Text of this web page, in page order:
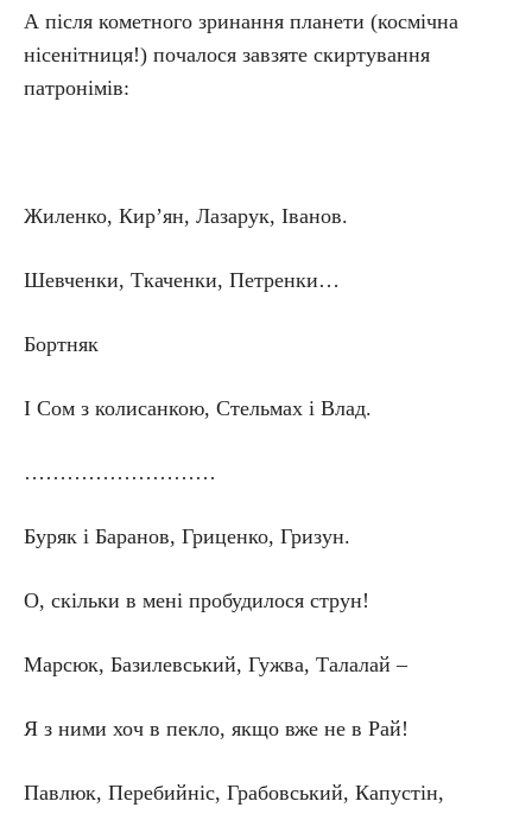
А після кометного зринання планети (космічна
нісенітниця!) почалося завзяте скиртування
патронімів:
Жиленко, Кир’ян, Лазарук, Іванов.
Шевченки, Ткаченки, Петренки…
Бортняк
І Сом з колисанкою, Стельмах і Влад.
………………………
Буряк і Баранов, Гриценко, Гризун.
О, скільки в мені пробудилося струн!
Марсюк, Базилевський, Гужва, Талалай –
Я з ними хоч в пекло, якщо вже не в Рай!
Павлюк, Перебийніс, Грабовський, Капустін,